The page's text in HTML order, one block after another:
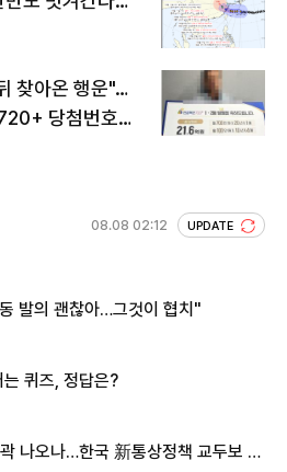
찾아온 행운"…
당첨번호조
08.08 02:12 UPDATE
발의 괜찮아…그것이 협치"
퀴즈, 정답은?
나오나…한국 新통상정책 교두보 활